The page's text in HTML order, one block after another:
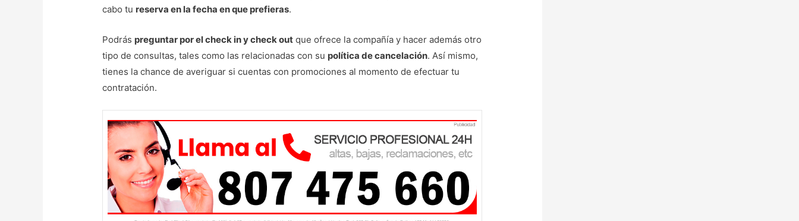
cabo tu reserva en la fecha en que prefieras.
Podrás preguntar por el check in y check out que ofrece la compañía y hacer además otro
tipo de consultas, tales como las relacionadas con su política de cancelación. Así mismo,
tienes la chance de averiguar si cuentas con promociones al momento de efectuar tu
contratación.